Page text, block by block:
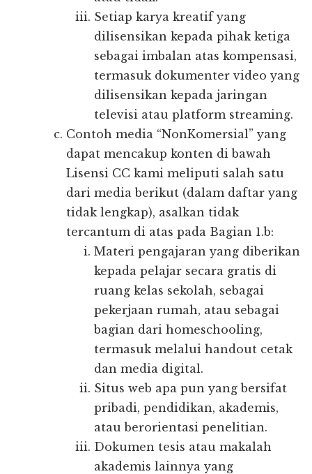
Setiap karya kreatif yang
dilisensikan kepada pihak ketiga
sebagai imbalan atas kompensasi,
termasuk dokumenter video yang
dilisensikan kepada jaringan
televisi atau platform streaming.
Contoh media “NonKomersial” yang
dapat mencakup konten di bawah
Lisensi CC kami meliputi salah satu
dari media berikut (dalam daftar yang
tidak lengkap), asalkan tidak
tercantum di atas pada Bagian 1.b:
Materi pengajaran yang diberikan
kepada pelajar secara gratis di
ruang kelas sekolah, sebagai
pekerjaan rumah, atau sebagai
bagian dari homeschooling,
termasuk melalui handout cetak
dan media digital.
Situs web apa pun yang bersifat
pribadi, pendidikan, akademis,
atau berorientasi penelitian.
Dokumen tesis atau makalah
akademis lainnya yang